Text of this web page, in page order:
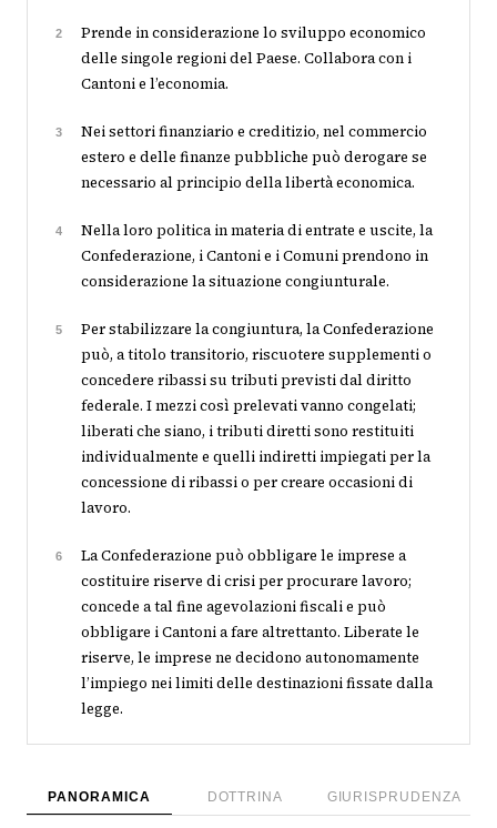
2
Prende in considerazione lo sviluppo economico
delle singole regioni del Paese. Collabora con i
Cantoni e l’economia.
3
Nei settori finanziario e creditizio, nel commercio
estero e delle finanze pubbliche può derogare se
necessario al principio della libertà economica.
4
Nella loro politica in materia di entrate e uscite, la
Confederazione, i Cantoni e i Comuni prendono in
considerazione la situazione congiunturale.
5
Per stabilizzare la congiuntura, la Confederazione
può, a titolo transitorio, riscuotere supplementi o
concedere ribassi su tributi previsti dal diritto
federale. I mezzi così prelevati vanno congelati;
liberati che siano, i tributi diretti sono restituiti
individualmente e quelli indiretti impiegati per la
concessione di ribassi o per creare occasioni di
lavoro.
6
La Confederazione può obbligare le imprese a
costituire riserve di crisi per procurare lavoro;
concede a tal fine agevolazioni fiscali e può
obbligare i Cantoni a fare altrettanto. Liberate le
riserve, le imprese ne decidono autonomamente
l’impiego nei limiti delle destinazioni fissate dalla
legge.
PANORAMICA DOTTRINA GIURISPRUDENZA